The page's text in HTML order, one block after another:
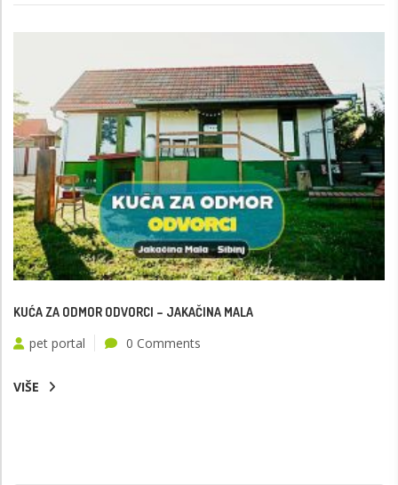
KUĆA ZA ODMOR ODVORCI – JAKAČINA MALA
pet portal 0 Comments
VIŠE